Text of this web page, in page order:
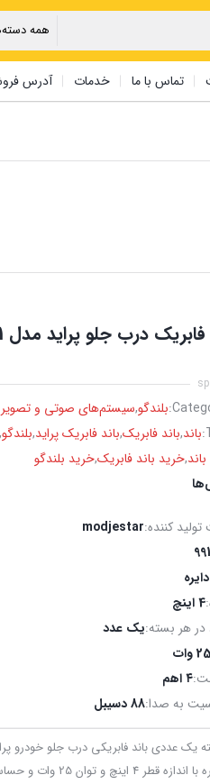
تماس با ما خدمات آدرس
فابریک درب جلو پراید مدل 991
بلندگو,سیستم‌های صوتی و
باند,باند فابریک,باند فابریک پراید,بلندگو,
,خرید باند فابریک,خرید بلندگو
کننده:modjestar
991
دایره
4 اینچ
در هر بسته:یک عدد
25 وات
۴ اهم
به صدا:88 دسیبل
یک عددی باند فابریکی درب جلو خودرو
دایره با اندازه قطر 4 اینچ و